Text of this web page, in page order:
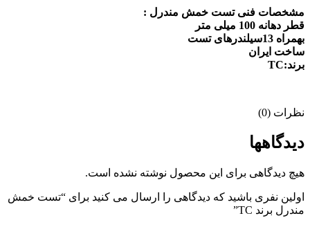
مشخصات فنی تست خمش مندرل :
قطر دهانه 100 میلی متر
بهمراه 13سیلندرهای تست
ساخت ایران
برند:TC
نظرات (0)
دیدگاهها
هیچ دیدگاهی برای این محصول نوشته نشده است.
اولین نفری باشید که دیدگاهی را ارسال می کنید برای “تست خمش
مندرل برند TC”